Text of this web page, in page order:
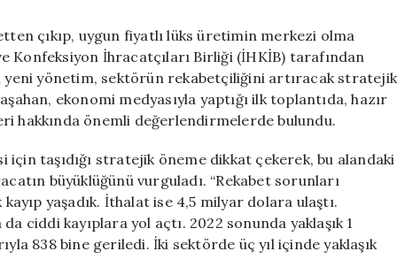
Üretimin
Merkezi
Olmayı
Hedefliyor”
için
çıkıp, uygun fiyatlı lüks üretimin merkezi olma
Konfeksiyon İhracatçıları Birliği (İHKİB) tarafından
yeni yönetim, sektörün rekabetçiliğini artıracak stratejik
ekonomi medyasıyla yaptığı ilk toplantıda, hazır
hakkında önemli değerlendirmelerde bulundu.
taşıdığı stratejik öneme dikkat çekerek, bu alandaki
büyüklüğünü vurguladı. “Rekabet sorunları
yaşadık. İthalat ise 4,5 milyar dolara ulaştı.
ciddi kayıplara yol açtı. 2022 sonunda yaklaşık 1
838 bine geriledi. İki sektörde üç yıl içinde yaklaşık